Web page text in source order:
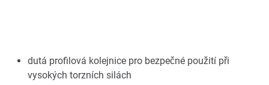
dutá profilová kolejnice pro bezpečné použití při
vysokých torzních silách